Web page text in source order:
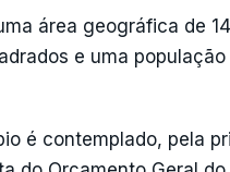
área geográfica de
e uma população
é contemplado, pela